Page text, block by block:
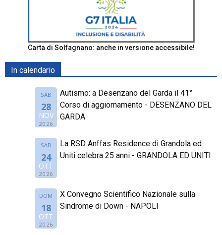
Carta di Solfagnano: anche in versione accessibile!
In calendario
SAB
28
NOV
2026
Autismo: a Desenzano del Garda il 41°
Corso di aggiornamento - DESENZANO DEL
GARDA
SAB
24
OTT
2026
La RSD Anffas Residence di Grandola ed
Uniti celebra 25 anni - GRANDOLA ED UNITI
DOM
18
OTT
2026
X Convegno Scientifico Nazionale sulla
Sindrome di Down - NAPOLI